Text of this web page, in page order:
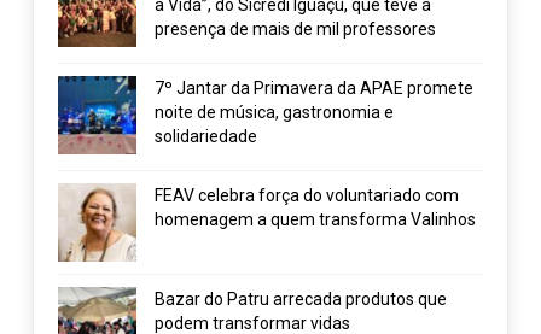
a Vida”, do Sicredi Iguaçu, que teve a
presença de mais de mil professores
7º Jantar da Primavera da APAE promete
noite de música, gastronomia e
solidariedade
FEAV celebra força do voluntariado com
homenagem a quem transforma Valinhos
Bazar do Patru arrecada produtos que
podem transformar vidas